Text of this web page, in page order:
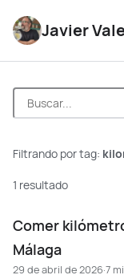
Javier
Filtrando por tag:
1 resultado
Comer
Málaga
29 de abril de 2026·7